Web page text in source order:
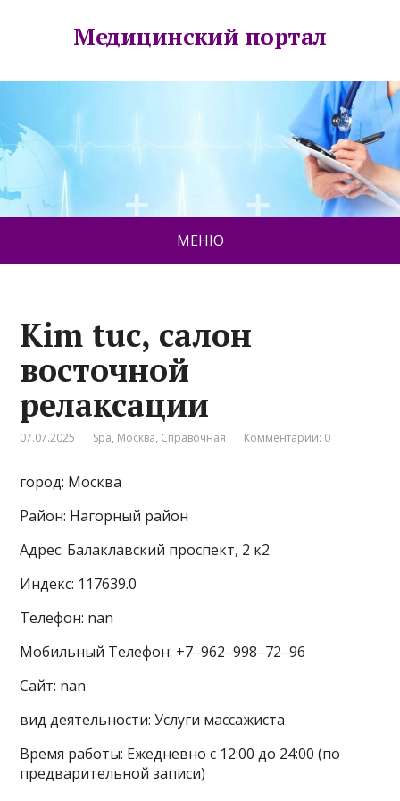
Медицинский портал
МЕНЮ
Kim tuc, салон
восточной
релаксации
07.07.2025 Spa, Москва, Справочная Комментарии: 0
город: Москва
Район: Нагорный район
Адрес: Балаклавский проспект, 2 к2
Индекс: 117639.0
Телефон: nan
Мобильный Телефон: +7‒962‒998‒72‒96
Сайт: nan
вид деятельности: Услуги массажиста
Время работы: Ежедневно с 12:00 до 24:00 (по
предварительной записи)